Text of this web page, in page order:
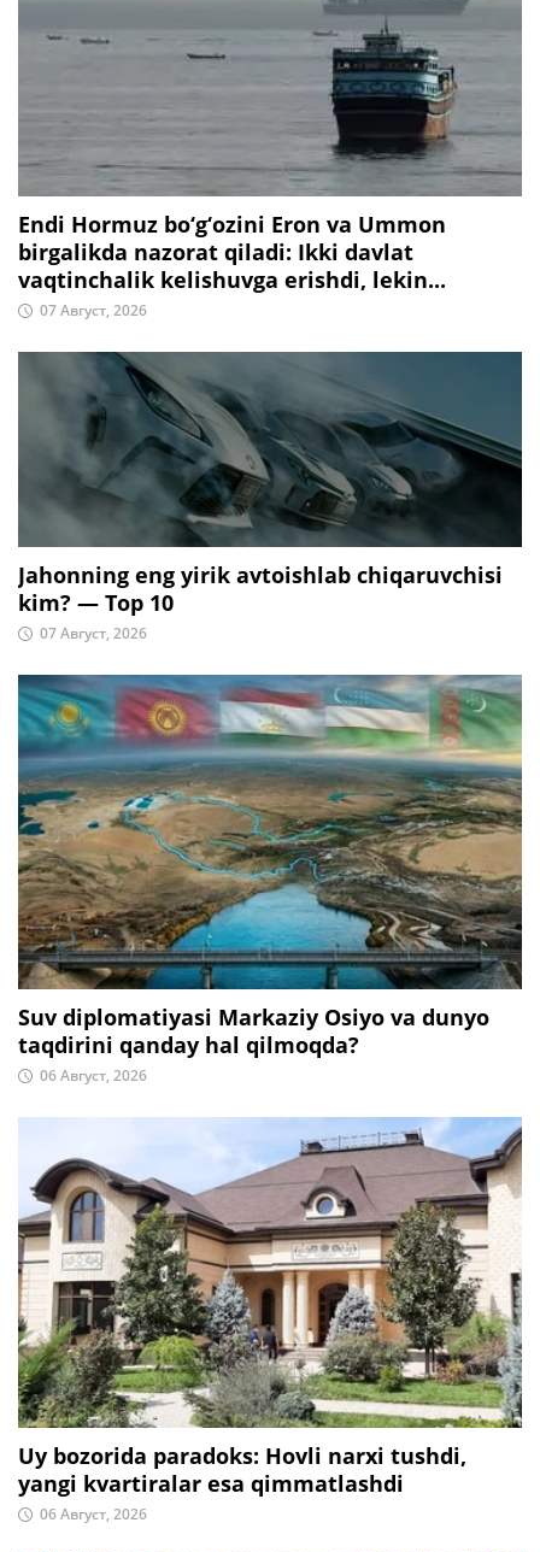
Endi Hormuz bo‘g‘ozini Eron va Ummon
birgalikda nazorat qiladi: Ikki davlat
vaqtinchalik kelishuvga erishdi, lekin...
07 Август, 2026
Jahonning eng yirik avtoishlab chiqaruvchisi
kim? — Top 10
07 Август, 2026
Suv diplomatiyasi Markaziy Osiyo va dunyo
taqdirini qanday hal qilmoqda?
06 Август, 2026
Uy bozorida paradoks: Hovli narxi tushdi,
yangi kvartiralar esa qimmatlashdi
06 Август, 2026